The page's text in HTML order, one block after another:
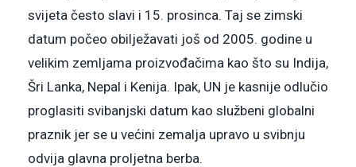
svijeta često slavi i 15. prosinca. Taj se zimski
datum počeo obilježavati još od 2005. godine u
velikim zemljama proizvođačima kao što su Indija,
Šri Lanka, Nepal i Kenija. Ipak, UN je kasnije odlučio
proglasiti svibanjski datum kao službeni globalni
praznik jer se u većini zemalja upravo u svibnju
odvija glavna proljetna berba.